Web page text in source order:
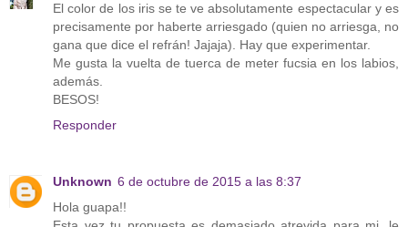
El color de los iris se te ve absolutamente espectacular y es
precisamente por haberte arriesgado (quien no arriesga, no
gana que dice el refrán! Jajaja). Hay que experimentar.
Me gusta la vuelta de tuerca de meter fucsia en los labios,
además.
BESOS!
Responder
Unknown 6 de octubre de 2015 a las 8:37
Hola guapa!!